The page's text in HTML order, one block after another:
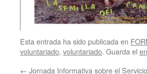
Esta entrada ha sido publicada en
voluntariado, voluntariado. Guarda el
← Jornada Informativa sobre el